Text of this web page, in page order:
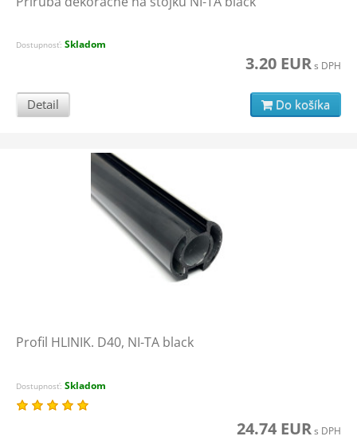
Dostupnosť: Skladom
3.20 EURs DPH
Detail Do košíka
Profil HLINIK. D40, NI-TA black
Dostupnosť: Skladom
24.74 EURs DPH